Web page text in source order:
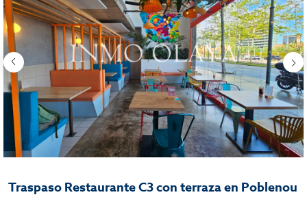
Traspaso Restaurante C3 con terraza en Poblenou